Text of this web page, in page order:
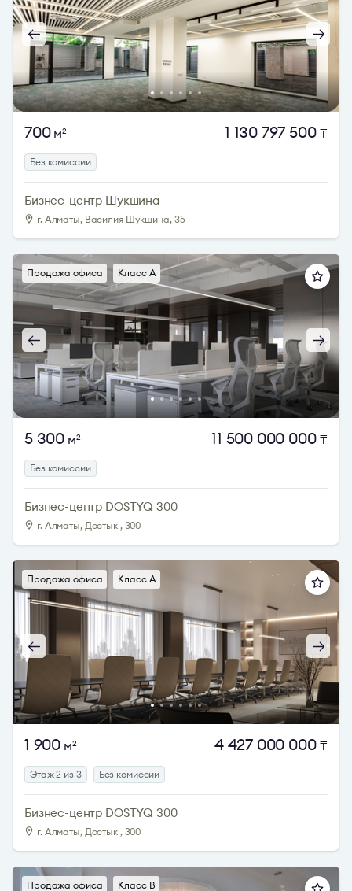
700м2 1 130 797 500₸
Без комиссии
Бизнес-центр Шукшина
г. Алматы, Василия Шукшина, 35
Продажа офиса Класс A
5 300 м2 11 500 000 000₸
Без комиссии
Бизнес-центр DOSTYQ 300
г. Алматы, Достык , 300
Продажа офиса Класс A
1 900 м2 4 427 000 000₸
Этаж 2 из 3 Без комиссии
Бизнес-центр DOSTYQ 300
г. Алматы, Достык , 300
Продажа офиса Класс B